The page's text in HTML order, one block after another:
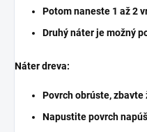
Potom naneste 1 až 2
Druhý náter je možný
Náter dreva:
Povrch obrúste,
Napustite povrch